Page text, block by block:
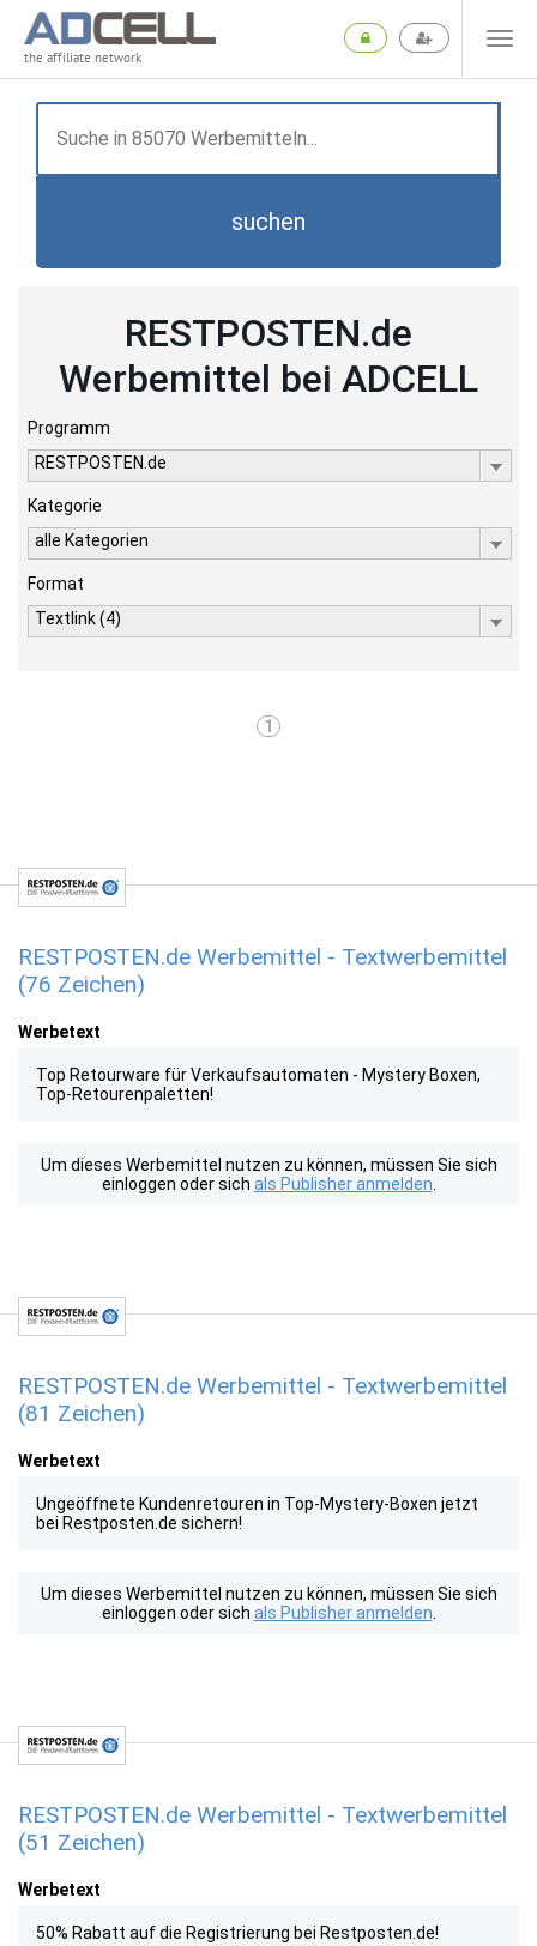
the affiliate network
suchen
RESTPOSTEN.de
Werbemittel bei ADCELL
Programm
RESTPOSTEN.de
Kategorie
alle Kategorien
Format
Textlink (4)
1
RESTPOSTEN.de Werbemittel - Textwerbemittel
(76 Zeichen)
Werbetext
Top Retourware für Verkaufsautomaten - Mystery Boxen,
Top-Retourenpaletten!
Um dieses Werbemittel nutzen zu können, müssen Sie sich
einloggen oder sich als Publisher anmelden
RESTPOSTEN.de Werbemittel - Textwerbemittel
(81 Zeichen)
Werbetext
Ungeöffnete Kundenretouren in Top-Mystery-Boxen jetzt
bei Restposten.de sichern!
Um dieses Werbemittel nutzen zu können, müssen Sie sich
einloggen oder sich als Publisher anmelden
RESTPOSTEN.de Werbemittel - Textwerbemittel
(51 Zeichen)
Werbetext
50% Rabatt auf die Registrierung bei Restposten.de!